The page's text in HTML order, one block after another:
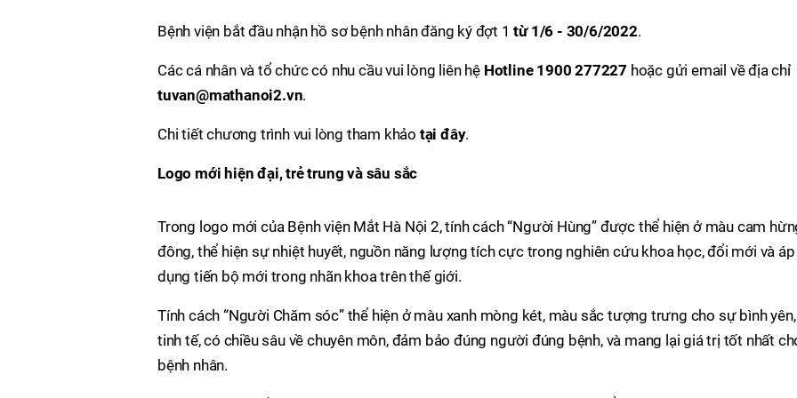
Bệnh viện bắt đầu nhận hồ sơ bệnh nhân đăng ký đợt 1 từ 1/6 - 30/6/2022.
Các cá nhân và tổ chức có nhu cầu vui lòng liên hệ Hotline 1900 277227 hoặc gửi email về địa chỉ
tuvan@mathanoi2.vn.
Chi tiết chương trình vui lòng tham khảo tại đây.
Logo mới hiện đại, trẻ trung và sâu sắc
Trong logo mới của Bệnh viện Mắt Hà Nội 2, tính cách “Người Hùng” được thể hiện ở màu cam
đông, thể hiện sự nhiệt huyết, nguồn năng lượng tích cực trong nghiên cứu khoa học, đổi mới và áp
dụng tiến bộ mới trong nhãn khoa trên thế giới.
Tính cách “Người Chăm sóc” thể hiện ở màu xanh mòng két, màu sắc tượng trưng cho sự bình yên,
tinh tế, có chiều sâu về chuyên môn, đảm bảo đúng người đúng bệnh, và mang lại giá trị tốt nhất
bệnh nhân.